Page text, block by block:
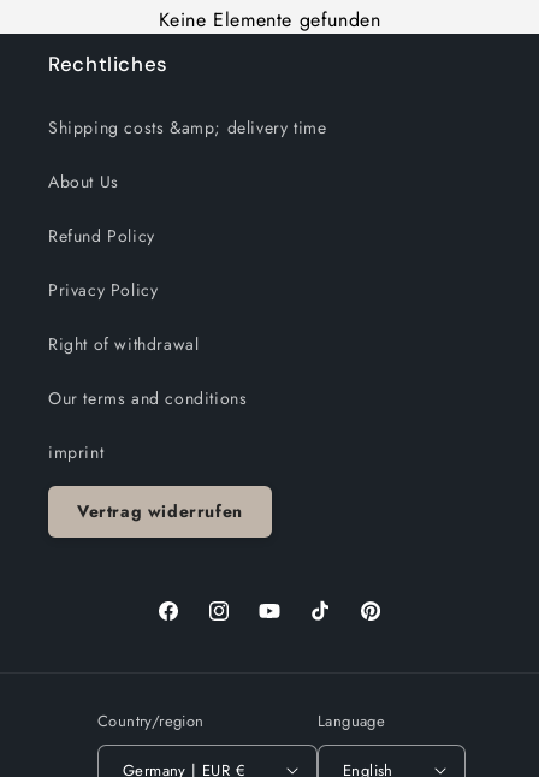
Keine Elemente gefunden
Rechtliches
Shipping costs &amp; delivery time
About Us
Refund Policy
Privacy Policy
Right of withdrawal
Our terms and conditions
imprint
Vertrag widerrufen
FacebookInstagramYouTubeTikTok Pinterest
Country/region
Germany | EUR €
Language
English